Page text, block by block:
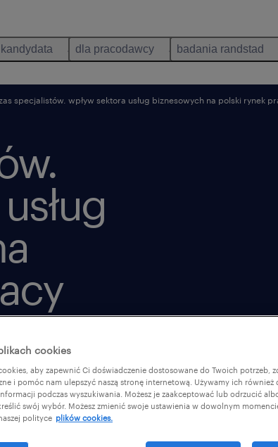
dla pracodawcy badania randstad
specjalistów. wpływ sektora usług biznesowych na polski rynek
cookies
aby zapewnić Ci doświadczenie dostosowane do Twoich potrzeb,
i pomóc nam ulepszyć naszą stronę internetową. Używamy ich również
podczas wyszukiwania. Możesz je zaakceptować lub odrzucić
swój wybór. Możesz zmienić swoje ustawienia w dowolnym
polityce plików cookies.